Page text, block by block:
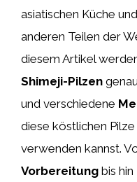
asiatischen Küche
anderen Teilen der
diesem Artikel
Shimeji-Pilzen
und verschiedene
diese köstlichen
verwenden kannst.
Vorbereitung bis